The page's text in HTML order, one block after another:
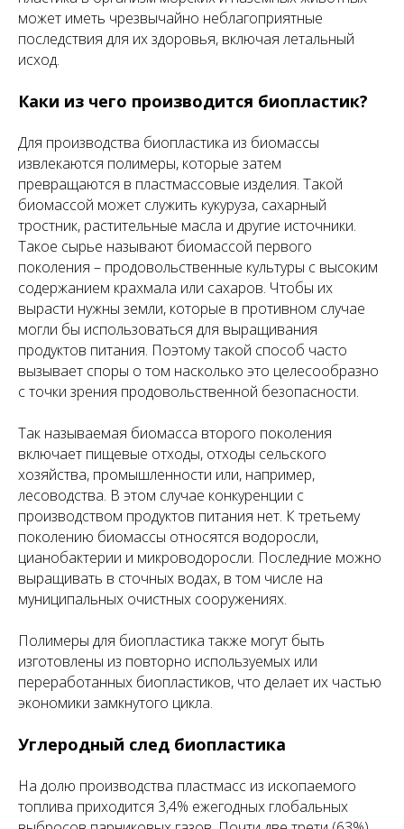
может иметь чрезвычайно неблагоприятные
последствия для их здоровья, включая летальный
исход.
Каки из чего производится биопластик?
Для производства биопластика из биомассы
извлекаются полимеры, которые затем
превращаются в пластмассовые изделия. Такой
биомассой может служить кукуруза, сахарный
тростник, растительные масла и другие источники.
Такое сырье называют биомассой первого
поколения – продовольственные культуры с высоким
содержанием крахмала или сахаров. Чтобы их
вырасти нужны земли, которые в противном случае
могли бы использоваться для выращивания
продуктов питания. Поэтому такой способ часто
вызывает споры о том насколько это целесообразно
с точки зрения продовольственной безопасности.
Так называемая биомасса второго поколения
включает пищевые отходы, отходы сельского
хозяйства, промышленности или, например,
лесоводства. В этом случае конкуренции с
производством продуктов питания нет. К третьему
поколению биомассы относятся водоросли,
цианобактерии и микроводоросли. Последние можно
выращивать в сточных водах, в том числе на
муниципальных очистных сооружениях.
Полимеры для биопластика также могут быть
изготовлены из повторно используемых или
переработанных биопластиков, что делает их частью
экономики замкнутого цикла.
Углеродный след биопластика
На долю производства пластмасс из ископаемого
топлива приходится 3,4% ежегодных глобальных